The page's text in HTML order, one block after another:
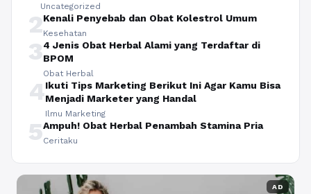
Uncategorized
2Kenali Penyebab dan Obat Kolestrol Umum
Kesehatan
34 Jenis Obat Herbal Alami yang Terdaftar di
BPOM
Obat Herbal
4Ikuti Tips Marketing Berikut Ini Agar Kamu Bisa
Menjadi Marketer yang Handal
Ilmu Marketing
5Ampuh! Obat Herbal Penambah Stamina Pria
Ceritaku
AD